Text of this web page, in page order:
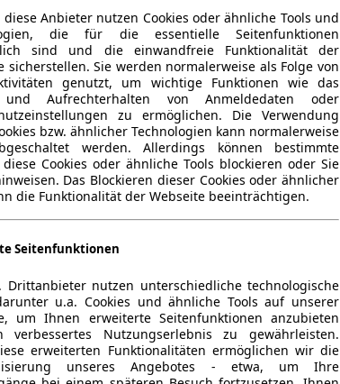
diese Anbieter nutzen Cookies oder ähnliche Tools und
die für die essentielle Seitenfunktionen
sind und die einwandfreie Funktionalität der
sicherstellen. Sie werden normalerweise als Folge von
genutzt, um wichtige Funktionen wie das
und Aufrechterhalten von Anmeldedaten oder
zu ermöglichen. Die Verwendung
bzw. ähnlicher Technologien kann normalerweise
werden. Allerdings können bestimmte
diese Cookies oder ähnliche Tools blockieren oder Sie
Das Blockieren dieser Cookies oder ähnlicher
die Funktionalität der Webseite beeinträchtigen.
Seitenfunktionen
Drittanbieter nutzen unterschiedliche technologische
u.a. Cookies und ähnliche Tools auf unserer
um Ihnen erweiterte Seitenfunktionen anzubieten
verbessertes Nutzungserlebnis zu gewährleisten.
erweiterten Funktionalitäten ermöglichen wir die
unseres Angebotes - etwa, um Ihre